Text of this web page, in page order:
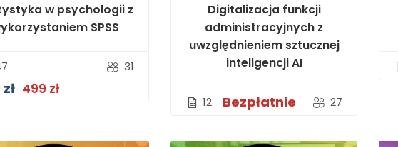
w psychologii z
SPSS
31
499 zł
Digitalizacja funkcji
administracyjnych z
uwzględnieniem sztucznej
inteligencji AI
12 27
Bezpłatnie